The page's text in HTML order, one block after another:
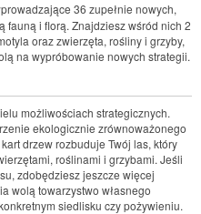
36 zupełnie nowych,
fauną i florą. Znajdziesz wśród nich 2
oraz zwierzęta, rośliny i grzyby,
na wypróbowanie nowych strategii.
możliwościach strategicznych.
ekologicznie zrównoważonego
drzew rozbuduje Twój las, który
roślinami i grzybami. Jeśli
zdobędziesz jeszcze więcej
wolą towarzystwo własnego
siedlisku czy pożywieniu.